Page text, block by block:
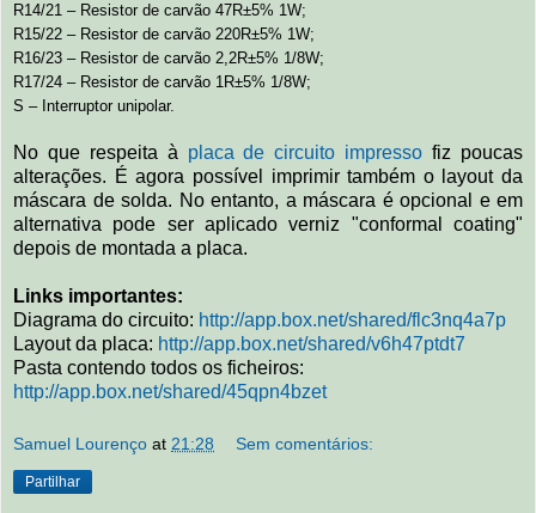
R14/21 – Resistor de carvão 47R±5% 1W;
R15/22 – Resistor de carvão 220R±5% 1W;
R16/23 – Resistor de carvão 2,2R±5% 1/8W;
R17/24 – Resistor de carvão 1R±5% 1/8W;
S – Interruptor unipolar.
No que respeita à placa de circuito impresso fiz poucas
alterações. É agora possível imprimir também o layout da
máscara de solda. No entanto, a máscara é opcional e em
alternativa pode ser aplicado verniz "conformal coating"
depois de montada a placa.
Links importantes:
Diagrama do circuito: http://app.box.net/shared/flc3nq4a7p
Layout da placa: http://app.box.net/shared/v6h47ptdt7
Pasta contendo todos os ficheiros:
http://app.box.net/shared/45qpn4bzet
Samuel Lourenço at 21:28 Sem comentários:
Partilhar